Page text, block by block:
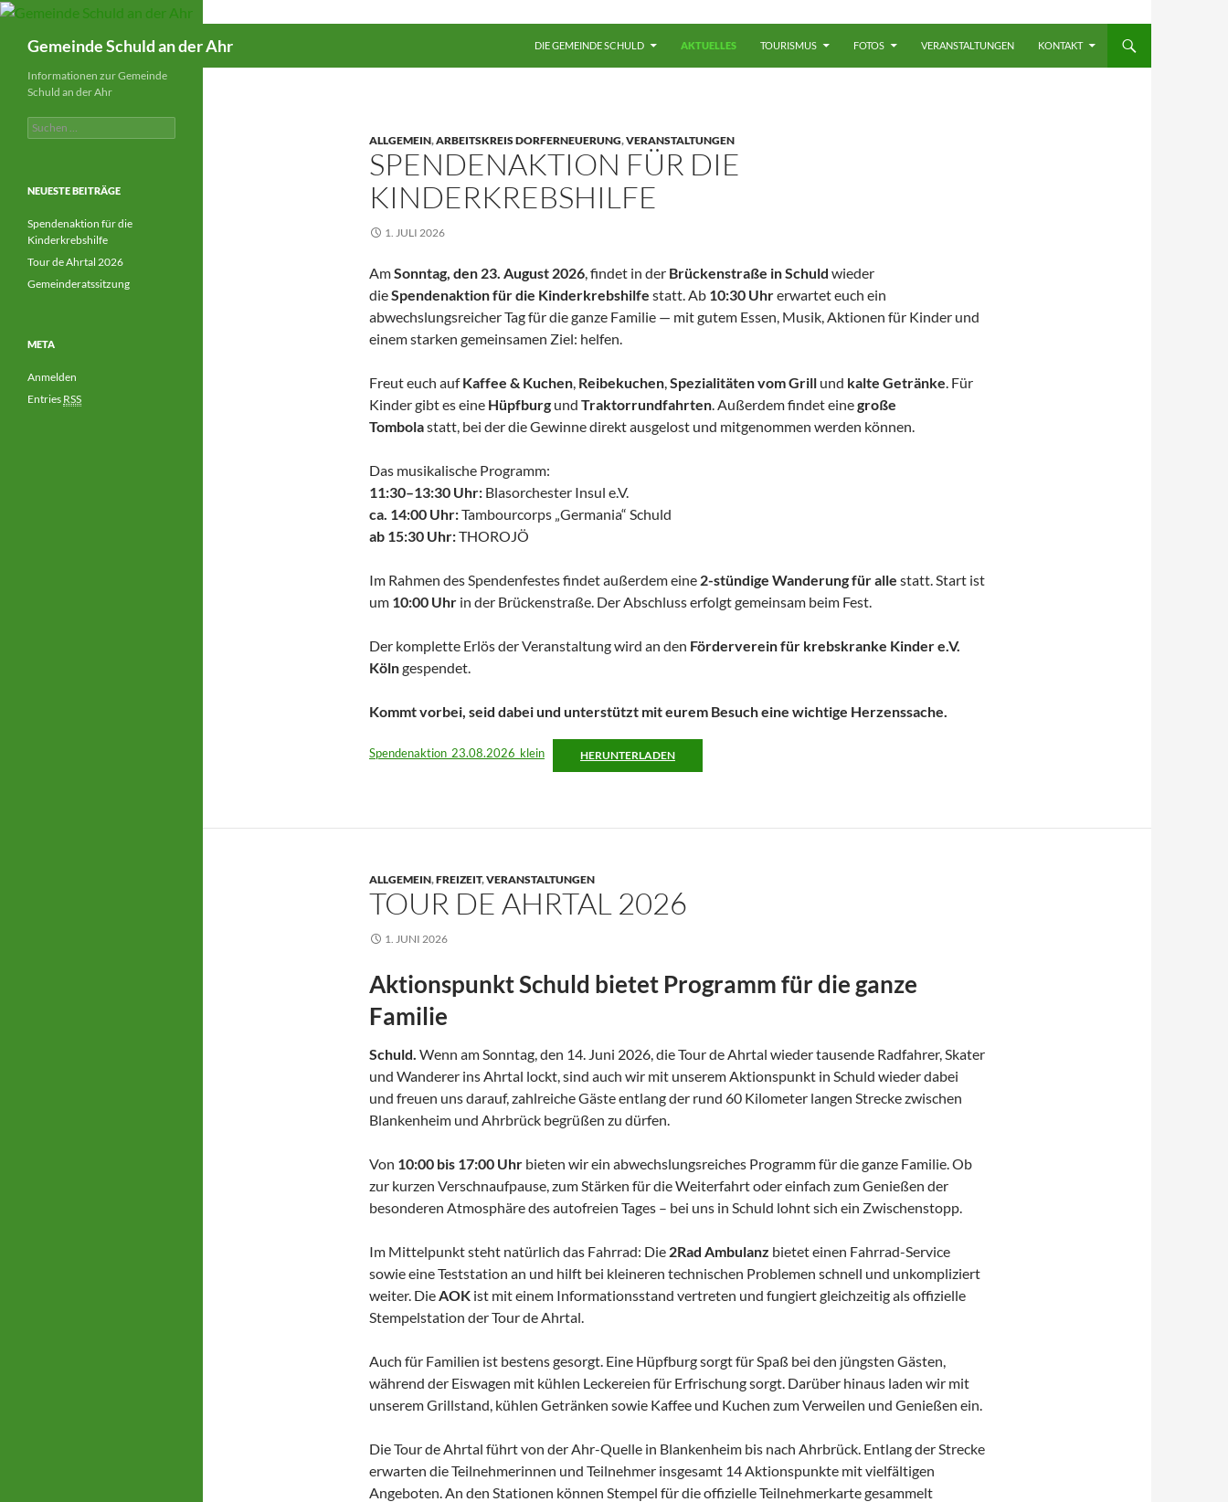
Gemeinde Schuld an der Ahr
DIE GEMEINDE SCHULD
AKTUELLES TOURISMUS FOTOS VERANSTALTUNGEN KONTAKT
ALLGEMEIN,ARBEITSKREIS DORFERNEUERUNG,VERANSTALTUNGEN
SPENDENAKTION FÜR DIE
KINDERKREBSHILFE
1. JULI 2026
AmSonntag, den 23. August 2026, findet in der Brückenstraße in Schuld wieder
dieSpendenaktion für die Kinderkrebshilfe statt. Ab 10:30 Uhrerwartet euch ein
abwechslungsreicher Tag für die ganze Familie — mit gutem Essen, Musik, Aktionen für Kinder und
einem starken gemeinsamen Ziel: helfen.
Freut euch aufKaffee & Kuchen, Reibekuchen,Spezialitäten vom Grill und kalte Getränke. Für
Kinder gibt es eine Hüpfburg und Traktorrundfahrten. Außerdem findet einegroße
Tombolastatt, bei der die Gewinne direkt ausgelost und mitgenommen werden können.
Das musikalische Programm:
11:30–13:30 Uhr: Blasorchester Insul e.V.
ca. 14:00 Uhr:Tambourcorps „Germania“ Schuld
ab 15:30 Uhr:THOROJÖ
Im Rahmen des Spendenfestes findet außerdem eine 2-stündige Wanderung für alle statt. Start ist
um 10:00 Uhr in der Brückenstraße. Der Abschluss erfolgt gemeinsam beim Fest.
Der komplette Erlös der Veranstaltung wird an den Förderverein für krebskranke Kinder e.V.
Kölngespendet.
Kommt vorbei, seid dabei und unterstützt mit eurem Besuch eine wichtige Herzenssache.
Spendenaktion_23.08.2026_klein HERUNTERLADEN
ALLGEMEIN,FREIZEIT,VERANSTALTUNGEN
TOUR DE AHRTAL 2026
1. JUNI 2026
Aktionspunkt Schuld bietet Programm für die ganze
Familie
Schuld. Wenn am Sonntag, den 14. Juni 2026, die Tour de Ahrtal wieder tausende Radfahrer, Skater
und Wanderer ins Ahrtal lockt, sind auch wir mit unserem Aktionspunkt in Schuld wieder dabei
und freuen uns darauf, zahlreiche Gäste entlang der rund 60 Kilometer langen Strecke zwischen
Blankenheim und Ahrbrück begrüßen zu dürfen.
Von 10:00 bis 17:00 Uhr bieten wir ein abwechslungsreiches Programm für die ganze Familie. Ob
zur kurzen Verschnaufpause, zum Stärken für die Weiterfahrt oder einfach zum Genießen der
besonderen Atmosphäre des autofreien Tages – bei uns in Schuld lohnt sich ein Zwischenstopp.
Im Mittelpunkt steht natürlich das Fahrrad: Die 2Rad Ambulanz bietet einen Fahrrad-Service
sowie eine Teststation an und hilft bei kleineren technischen Problemen schnell und unkompliziert
weiter. DieAOK ist mit einem Informationsstand vertreten und fungiert gleichzeitig als offizielle
Stempelstation der Tour de Ahrtal.
Auch für Familien ist bestens gesorgt. Eine Hüpfburg sorgt für Spaß bei den jüngsten Gästen,
während der Eiswagen mit kühlen Leckereien für Erfrischung sorgt. Darüber hinaus laden wir mit
unserem Grillstand, kühlen Getränken sowie Kaffee und Kuchen zum Verweilen und Genießen ein.
Die Tour de Ahrtal führt von der Ahr-Quelle in Blankenheim bis nach Ahrbrück. Entlang der Strecke
erwarten die Teilnehmerinnen und Teilnehmer insgesamt 14 Aktionspunkte mit vielfältigen
Angeboten. An den Stationen können Stempel für die offizielle Teilnehmerkarte gesammelt
Informationen zur Gemeinde
Schuld an der Ahr
Suchen
nach:
NEUESTE BEITRÄGE
Spendenaktion für die
Kinderkrebshilfe
Tour de Ahrtal 2026
Gemeinderatssitzung
META
Anmelden
Entries RSS